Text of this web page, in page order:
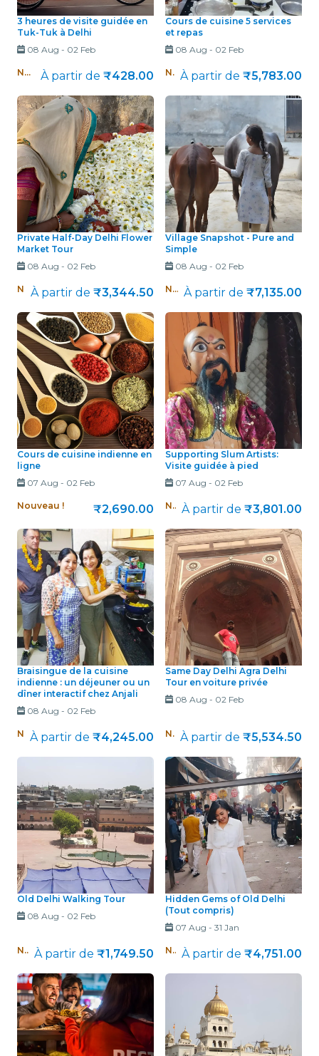
3 heures de visite guidée en
Tuk-Tuk à Delhi
08 Aug - 02 Feb
Nouveau ! À partir de ₹428.00
Cours de cuisine 5 services
et repas
08 Aug - 02 Feb
Nouveau ! À partir de ₹5,783.00
Private Half-Day Delhi Flower
Market Tour
08 Aug - 02 Feb
À partir de ₹3,344.50
Village Snapshot - Pure and
Simple
08 Aug - 02 Feb
Nouveau ! À partir de ₹7,135.00
Cours de cuisine indienne en
ligne
07 Aug - 02 Feb
Nouveau ! ₹2,690.00
Supporting Slum Artists:
Visite guidée à pied
07 Aug - 02 Feb
Nouveau ! À partir de ₹3,801.00
Braisingue de la cuisine
indienne : un déjeuner ou un
dîner interactif chez Anjali
08 Aug - 02 Feb
À partir de ₹4,245.00
Same Day Delhi Agra Delhi
Tour en voiture privée
08 Aug - 02 Feb
Nouveau ! À partir de ₹5,534.50
Old Delhi Walking Tour
08 Aug - 02 Feb
Nouveau ! À partir de ₹1,749.50
Hidden Gems of Old Delhi
(Tout compris)
07 Aug - 31 Jan
Nouveau ! À partir de ₹4,751.00